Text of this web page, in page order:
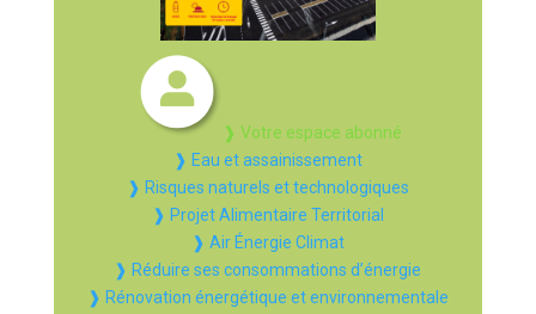
❱ Votre espace abonné
❱ Eau et assainissement
❱ Risques naturels et technologiques
❱ Projet Alimentaire Territorial
❱ Air Énergie Climat
❱ Réduire ses consommations d’énergie
❱ Rénovation énergétique et environnementale